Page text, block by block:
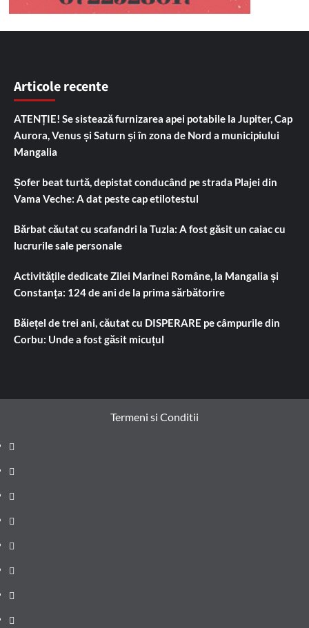
Articole recente
ATENȚIE! Se sistează furnizarea apei potabile la Jupiter, Cap
Aurora, Venus și Saturn și în zona de Nord a municipiului
Mangalia
Șofer beat turtă, depistat conducând pe strada Plajei din
Vama Veche: A dat peste cap etilotestul
Bărbat căutat cu scafandri la Tuzla: A fost găsit un caiac cu
lucrurile sale personale
Activitățile dedicate Zilei Marinei Române, la Mangalia și
Constanța: 124 de ani de la prima sărbătorire
Băiețel de trei ani, căutat cu DISPERARE pe câmpurile din
Corbu: Unde a fost găsit micuțul
Termeni si Conditii
Prima
pagină
Știri
de
ultima
Administrație
locală
Actualitate
Justiție
Cultura
Sănătate
Litoral